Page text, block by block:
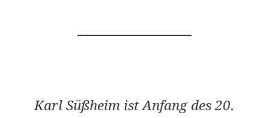
Karl Süßheim ist Anfang des 20.